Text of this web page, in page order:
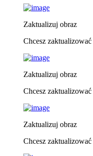
Zaktualizuj obraz
Chcesz
Zaktualizuj obraz
Chcesz
Zaktualizuj obraz
Chcesz